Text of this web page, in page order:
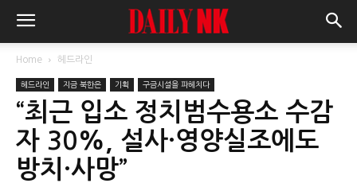
Home 헤드라인
헤드라인 지금 북한은 기획 구금시설을 파헤치다
“최근 입소 정치범수용소 수감
자 30%, 설사·영양실조에도
방치·사망”